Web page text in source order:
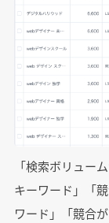
「検索ボリュー
キーワード」「
ワード」「競合